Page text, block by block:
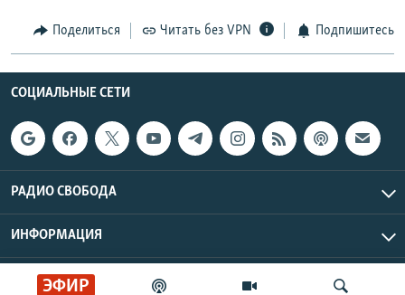
ЭФИР
Поделиться Читать без VPN Подпишитесь
СОЦИАЛЬНЫЕ СЕТИ
РАДИО СВОБОДА
ИНФОРМАЦИЯ
Радио Свобода © 2026 RFE/RL, Inc. | Все права защищены.